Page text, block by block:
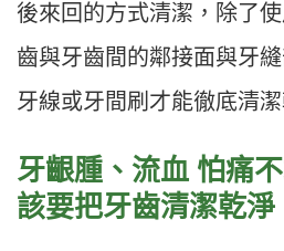
後來回的方式清潔，除了
齒與牙齒間的鄰接面與牙
牙線或牙間刷才能徹底清潔
牙齦腫、流血 怕痛
該要把牙齒清潔乾淨